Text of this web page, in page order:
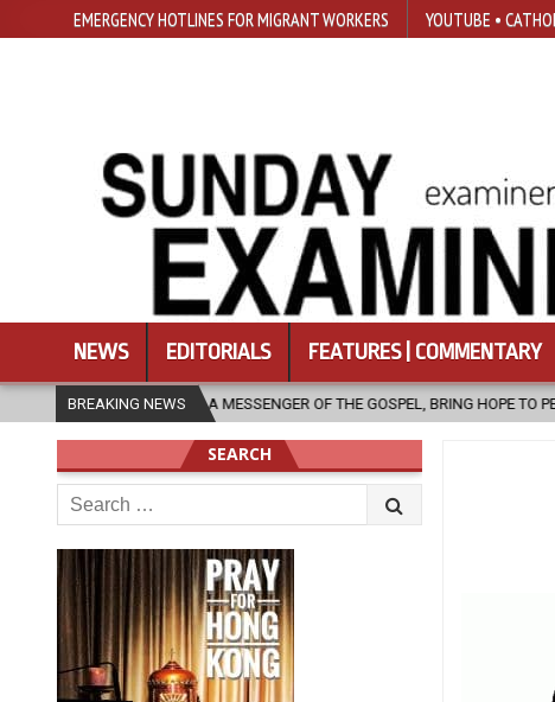
EMERGENCY HOTLINES FOR MIGRANT WORKERS YOUTUBE •
NEWS EDITORIALS FEATURES | COMMENTARY
BREAKING NEWS
OF THE GOSPEL, BRING HOPE TO PEOPLE? 2026-08-06
SEARCH
Search
for: